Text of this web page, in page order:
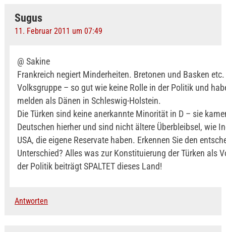
Sugus
11. Februar 2011 um 07:49
@ Sakine
Frankreich negiert Minderheiten. Bretonen und Basken
Volksgruppe – so gut wie keine Rolle in der Politik und
melden als Dänen in Schleswig-Holstein.
Die Türken sind keine anerkannte Minorität in D – sie
Deutschen hierher und sind nicht ältere Überbleibsel, wie
USA, die eigene Reservate haben. Erkennen Sie den
Unterschied? Alles was zur Konstituierung der Türken als
der Politik beiträgt SPALTET dieses Land!
Antworten